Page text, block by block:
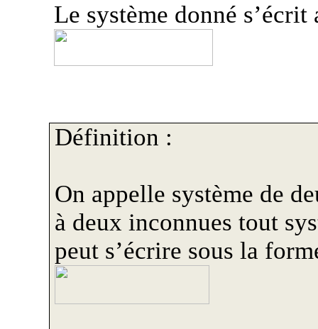
Le système donné s’écrit
Définition :
On appelle système de
à deux inconnues tout
peut s’écrire sous la